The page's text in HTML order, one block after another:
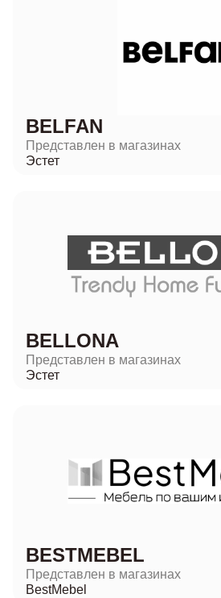
BELFAN
Представлен в магазинах
Эстет
BELLONA
Представлен в магазинах
Эстет
BESTMEBEL
Представлен в магазинах
BestMebel